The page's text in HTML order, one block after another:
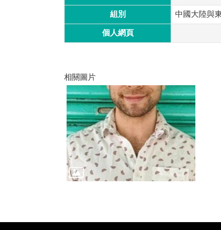
組別 中國大陸與
個人網頁
相關圖片